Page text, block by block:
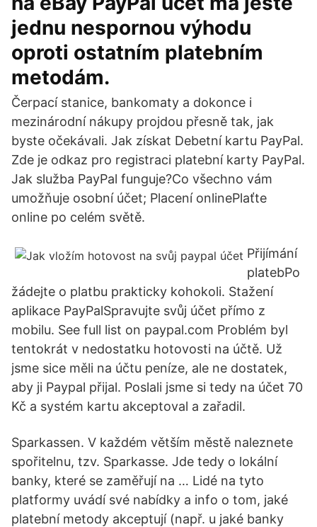
jednu nespornou výhodu
oproti ostatním platebním
metodám.
Čerpací stanice, bankomaty a dokonce i
mezinárodní nákupy projdou přesně tak, jak
byste očekávali. Jak získat Debetní kartu PayPal.
Zde je odkaz pro registraci platební karty PayPal.
Jak služba PayPal funguje?Co všechno vám
umožňuje osobní účet; Placení onlinePlaťte
online po celém světě.
Přijímání
platebPo
žádejte o platbu prakticky kohokoli. Stažení
aplikace PayPalSpravujte svůj účet přímo z
mobilu. See full list on paypal.com Problém byl
tentokrát v nedostatku hotovosti na účtě. Už
jsme sice měli na účtu peníze, ale ne dostatek,
aby ji Paypal přijal. Poslali jsme si tedy na účet 70
Kč a systém kartu akceptoval a zařadil.
Sparkassen. V každém větším městě naleznete
spořitelnu, tzv. Sparkasse. Jde tedy o lokální
banky, které se zaměřují na … Lidé na tyto
platformy uvádí své nabídky a info o tom, jaké
platební metody akceptují (např. u jaké banky